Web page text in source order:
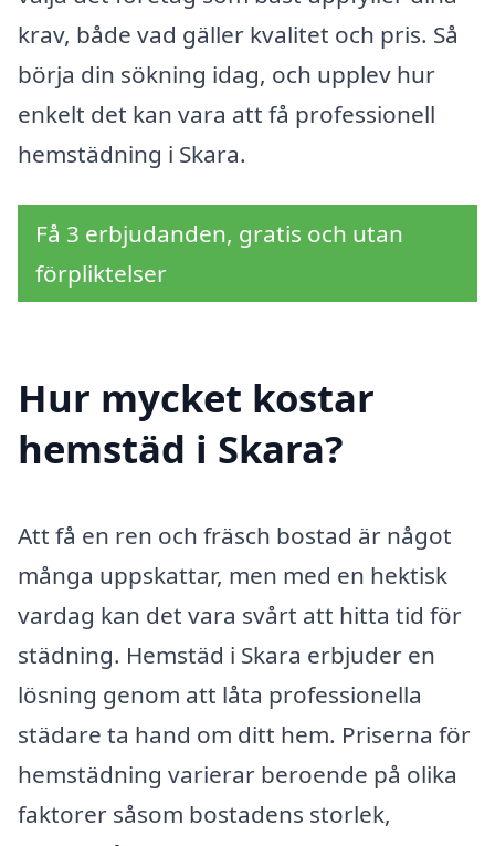
krav, både vad gäller kvalitet och pris. Så
börja din sökning idag, och upplev hur
enkelt det kan vara att få professionell
hemstädning i Skara.
Få 3 erbjudanden, gratis och utan
förpliktelser
Hur mycket kostar
hemstäd i Skara?
Att få en ren och fräsch bostad är något
många uppskattar, men med en hektisk
vardag kan det vara svårt att hitta tid för
städning. Hemstäd i Skara erbjuder en
lösning genom att låta professionella
städare ta hand om ditt hem. Priserna för
hemstädning varierar beroende på olika
faktorer såsom bostadens storlek,